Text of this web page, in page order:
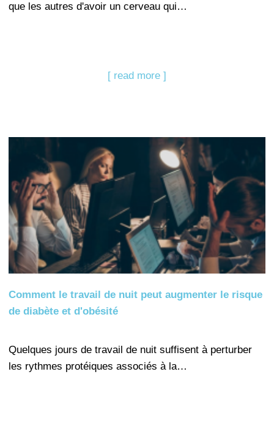
que les autres d'avoir un cerveau qui…
[ read more ]
Comment le travail de nuit peut augmenter le risque
de diabète et d'obésité
Quelques jours de travail de nuit suffisent à perturber
les rythmes protéiques associés à la…